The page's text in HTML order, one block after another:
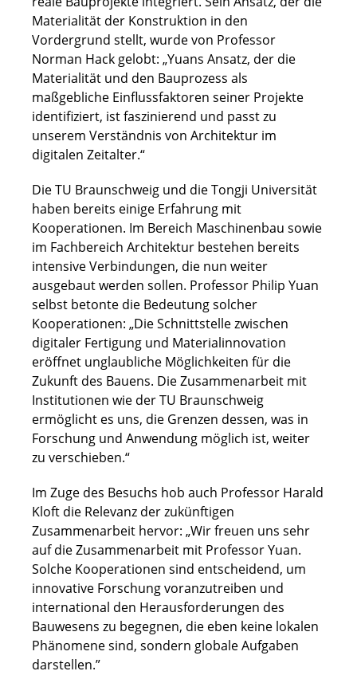
Materialität der Konstruktion in den
Vordergrund stellt, wurde von Professor
Norman Hack gelobt: „Yuans Ansatz, der die
Materialität und den Bauprozess als
maßgebliche Einflussfaktoren seiner Projekte
identifiziert, ist faszinierend und passt zu
unserem Verständnis von Architektur im
digitalen Zeitalter.“
Die TU Braunschweig und die Tongji Universität
haben bereits einige Erfahrung mit
Kooperationen. Im Bereich Maschinenbau sowie
im Fachbereich Architektur bestehen bereits
intensive Verbindungen, die nun weiter
ausgebaut werden sollen. Professor Philip Yuan
selbst betonte die Bedeutung solcher
Kooperationen: „Die Schnittstelle zwischen
digitaler Fertigung und Materialinnovation
eröffnet unglaubliche Möglichkeiten für die
Zukunft des Bauens. Die Zusammenarbeit mit
Institutionen wie der TU Braunschweig
ermöglicht es uns, die Grenzen dessen, was in
Forschung und Anwendung möglich ist, weiter
zu verschieben.“
Im Zuge des Besuchs hob auch Professor Harald
Kloft die Relevanz der zukünftigen
Zusammenarbeit hervor: „Wir freuen uns sehr
auf die Zusammenarbeit mit Professor Yuan.
Solche Kooperationen sind entscheidend, um
innovative Forschung voranzutreiben und
international den Herausforderungen des
Bauwesens zu begegnen, die eben keine lokalen
Phänomene sind, sondern globale Aufgaben
darstellen.”